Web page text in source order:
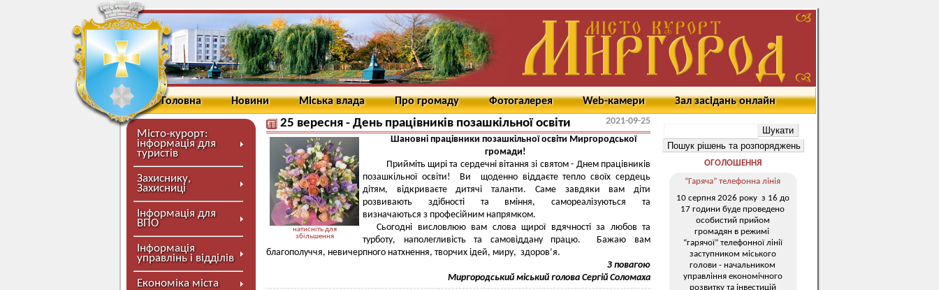
Головна Новини Міська влада Про громаду Фотогалерея Web-камери Зал засідань онлайн
Місто-курорт:
інформація для
туристів
Захиснику,
Захисниці
Інформація для
ВПО
Інформація
управлінь і відділів
Економіка міста
25 вересня - День працівників позашкільної освіти 2021-09-25
натисніть для
збільшення
Шановні працівники позашкільної освіти Миргородської
громади!
Прийміть щирі та сердечні вітання зі святом - Днем працівників
позашкільної освіти! Ви щоденно віддаєте тепло своїх сердець
дітям, відкриваєте дитячі таланти. Саме завдяки вам діти
розвивають здібності та вміння, самореалізуються та
визначаються з професійним напрямком.
Сьогодні висловлюю вам слова щирої вдячності за любов та
турботу, наполегливість та самовіддану працю. Бажаю вам
благополуччя, невичерпного натхнення, творчих ідей, миру, здоров’я.
З повагою
Миргородський міський голова Сергій Соломаха
ОГОЛОШЕННЯ
“Гаряча” телефонна лінія
10 серпня 2026 року з 16 до
17 години буде проведено
особистий прийом
громадян в режимі
“гарячої” телефонної лінії
заступником міського
голови - начальником
управління економічного
розвитку та інвестицій